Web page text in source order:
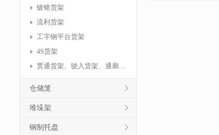
镀铬货架
流利货架
工字钢平台货架
4S货架
贯通货架、驶入货架、通廊货架
仓储笼
堆垛架
钢制托盘